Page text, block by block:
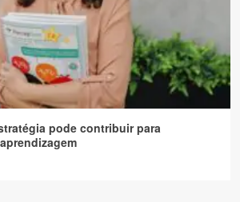
pode contribuir para